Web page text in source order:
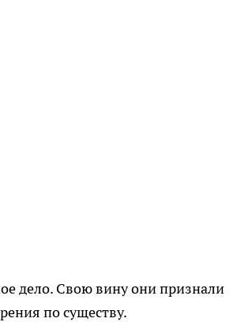
дело. Свою вину они признали
по существу.